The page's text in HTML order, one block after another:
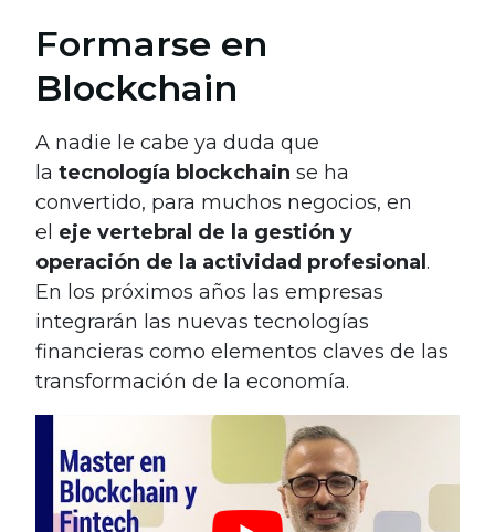
Formarse en
Blockchain
A nadie le cabe ya duda que
la tecnología blockchain se ha
convertido, para muchos negocios, en
el eje vertebral de la gestión y
operación de la actividad profesional .
En los próximos años las empresas
integrarán las nuevas tecnologías
financieras como elementos claves de las
transformación de la economía.